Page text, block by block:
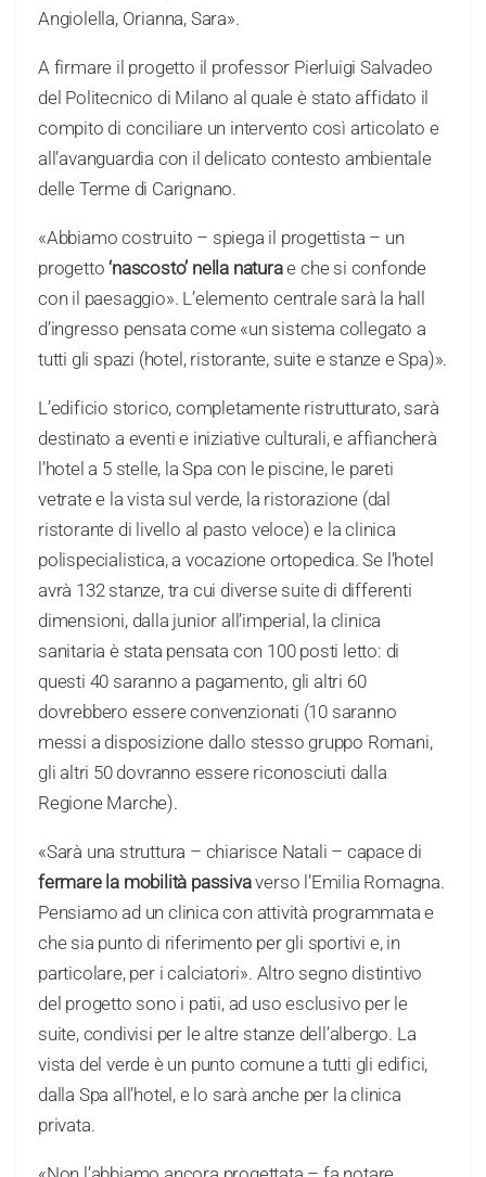
Angiolella, Orianna, Sara».
A firmare il progetto il professor Pierluigi Salvadeo
del Politecnico di Milano al quale è stato affidato il
compito di conciliare un intervento così articolato e
all’avanguardia con il delicato contesto ambientale
delle Terme di Carignano.
«Abbiamo costruito – spiega il progettista – un
progetto‘nascosto’ nella naturae che si confonde
con il paesaggio». L’elemento centrale sarà la hall
d’ingresso pensata come «un sistema collegato a
tutti gli spazi (hotel, ristorante, suite e stanze e Spa)».
L’edificio storico, completamente ristrutturato, sarà
destinato a eventi e iniziative culturali, e affiancherà
l’hotel a 5 stelle, la Spa con le piscine, le pareti
vetrate e la vista sul verde, la ristorazione (dal
ristorante di livello al pasto veloce) e la clinica
polispecialistica, a vocazione ortopedica. Se l’hotel
avrà 132 stanze, tra cui diverse suite di differenti
dimensioni, dalla junior all’imperial, la clinica
sanitaria è stata pensata con 100 posti letto: di
questi 40 saranno a pagamento, gli altri 60
dovrebbero essere convenzionati (10 saranno
messi a disposizione dallo stesso gruppo Romani,
gli altri 50 dovranno essere riconosciuti dalla
Regione Marche).
«Sarà una struttura – chiarisce Natali – capace di
fermare la mobilità passivaverso l’Emilia Romagna.
Pensiamo ad un clinica con attività programmata e
che sia punto di riferimento per gli sportivi e, in
particolare, per i calciatori». Altro segno distintivo
del progetto sono i patii, ad uso esclusivo per le
suite, condivisi per le altre stanze dell’albergo. La
vista del verde è un punto comune a tutti gli edifici,
dalla Spa all’hotel, e lo sarà anche per la clinica
privata.